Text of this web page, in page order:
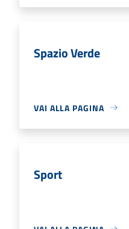
Spazio Verde
VAI ALLA PAGINA
Sport